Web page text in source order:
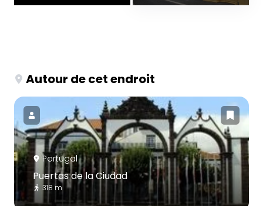
Autour de cet endroit
Portugal
Puertas de la Ciudad
318 m